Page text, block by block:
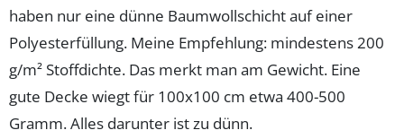
haben nur eine dünne Baumwollschicht auf einer
Polyesterfüllung. Meine Empfehlung: mindestens 200
g/m² Stoffdichte. Das merkt man am Gewicht. Eine
gute Decke wiegt für 100x100 cm etwa 400-500
Gramm. Alles darunter ist zu dünn.